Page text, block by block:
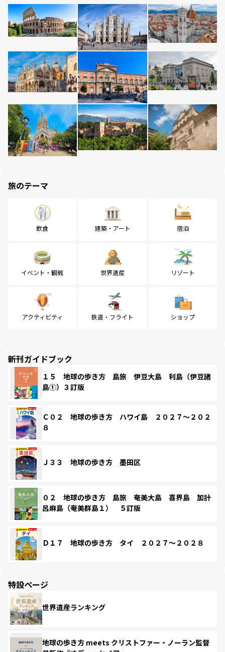
旅のテーマ
飲食 建築・アート 宿泊
イベント・観戦 世界遺産 リゾート
アクティビティ 鉄道・フライト ショップ
新刊ガイドブック
１５ 地球の歩き方 島旅 伊豆大島 利島（伊豆諸
島①）３訂版
Ｃ０２ 地球の歩き方 ハワイ島 ２０２７～２０２
８
Ｊ３３ 地球の歩き方 墨田区
０２ 地球の歩き方 島旅 奄美大島 喜界島 加計
呂麻島（奄美群島１） ５訂版
Ｄ１７ 地球の歩き方 タイ ２０２７～２０２８
特設ページ
世界遺産ランキング
地球の歩き方 meets クリストファー・ノーラン監督